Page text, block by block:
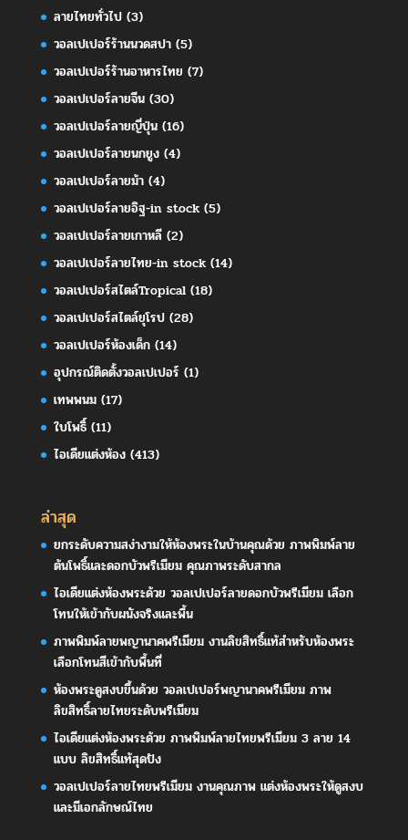
ลายไทยทั่วไป(3)
วอลเปเปอร์ร้านนวดสปา(5)
วอลเปเปอร์ร้านอาหารไทย (7)
วอลเปเปอร์ลายจีน(30)
วอลเปเปอร์ลายญี่ปุ่น(16)
วอลเปเปอร์ลายนกยูง(4)
วอลเปเปอร์ลายม้า(4)
วอลเปเปอร์ลายอิฐ-in stock(5)
วอลเปเปอร์ลายเกาหลี(2)
วอลเปเปอร์ลายไทย-in stock(14)
วอลเปเปอร์สไตล์Tropical(18)
วอลเปเปอร์สไตล์ยุโรป(28)
วอลเปเปอร์ห้องเด็ก(14)
อุปกรณ์ติดตั้งวอลเปเปอร์ (1)
เทพพนม(17)
ใบโพธิ์(11)
ไอเดียแต่งห้อง(413)
ล่าสุด
ยกระดับความสง่างามให้ห้องพระในบ้านคุณด้วย ภาพพิมพ์ลาย
ต้นโพธิ์และดอกบัวพรีเมียม คุณภาพระดับสากล
ไอเดียแต่งห้องพระด้วย วอลเปเปอร์ลายดอกบัวพรีเมียม เลือก
โทนให้เข้ากับผนังจริงและพื้น
ภาพพิมพ์ลายพญานาคพรีเมียม งานลิขสิทธิ์แท้สำหรับห้องพระ
เลือกโทนสีเข้ากับพื้นที่
ห้องพระดูสงบขึ้นด้วย วอลเปเปอร์พญานาคพรีเมียม ภาพ
ลิขสิทธิ์ลายไทยระดับพรีเมียม
ไอเดียแต่งห้องพระด้วย ภาพพิมพ์ลายไทยพรีเมียม 3 ลาย 14
แบบ ลิขสิทธิ์แท้สุดปัง
วอลเปเปอร์ลายไทยพรีเมียม งานคุณภาพ แต่งห้องพระให้ดูสงบ
และมีเอกลักษณ์ไทย